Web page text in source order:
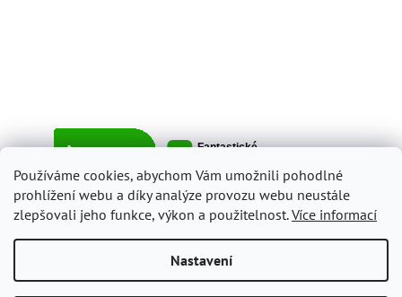
Používáme cookies, abychom Vám umožnili pohodlné
prohlížení webu a díky analýze provozu webu neustále
zlepšovali jeho funkce, výkon a použitelnost.Více informací
Nastavení